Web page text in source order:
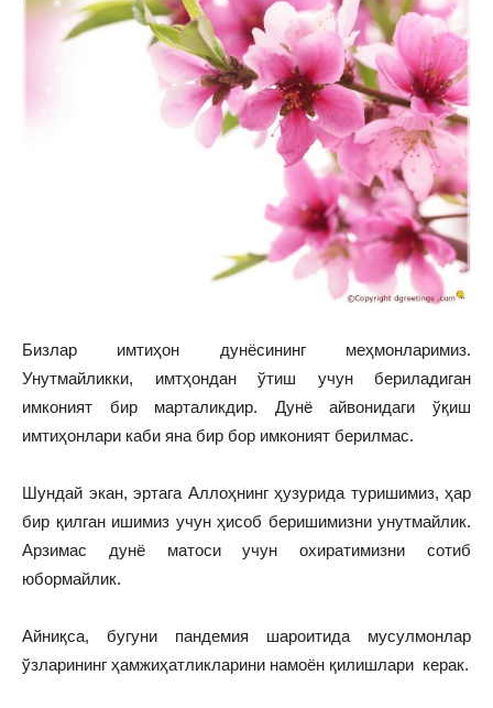
ВАКИЛЛИГИ
Бизлар имтиҳон дунёсининг меҳмонларимиз.
Унутмайликки, имтҳондан ўтиш учун бериладиган
имконият бир марталикдир. Дунё айвонидаги ўқиш
имтиҳонлари каби яна бир бор имконият берилмас.
Шундай экан, эртага Аллоҳнинг ҳузурида туришимиз, ҳар
бир қилган ишимиз учун ҳисоб беришимизни унутмайлик.
Арзимас дунё матоси учун охиратимизни сотиб
юбормайлик.
Айниқса, бугуни пандемия шароитида мусулмонлар
ўзларининг ҳамжиҳатликларини намоён қилишлари керак.